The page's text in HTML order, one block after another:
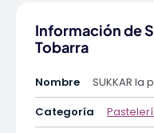
Información de
Tobarra
Nombre
SUKKAR
Categoría